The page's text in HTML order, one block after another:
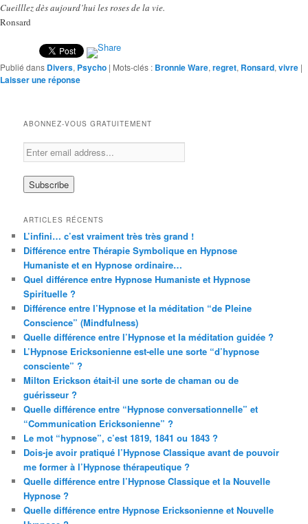
Cueilllez dès aujourd’hui les roses de la vie.
Ronsard
Publié dans Divers, Psycho | Mots-clés : Bronnie Ware, regret, Ronsard, vivre |
Laisser une réponse
ABONNEZ-VOUS GRATUITEMENT
ARTICLES RÉCENTS
L’infini… c’est vraiment très très grand !
Différence entre Thérapie Symbolique en Hypnose
Humaniste et en Hypnose ordinaire…
Quel différence entre Hypnose Humaniste et Hypnose
Spirituelle ?
Différence entre l’Hypnose et la méditation “de Pleine
Conscience” (Mindfulness)
Quelle différence entre l’Hypnose et la méditation guidée ?
L’Hypnose Ericksonienne est-elle une sorte “d’hypnose
consciente” ?
Milton Erickson était-il une sorte de chaman ou de
guérisseur ?
Quelle différence entre “Hypnose conversationnelle” et
“Communication Ericksonienne” ?
Le mot “hypnose”, c’est 1819, 1841 ou 1843 ?
Dois-je avoir pratiqué l’Hypnose Classique avant de pouvoir
me former à l’Hypnose thérapeutique ?
Quelle différence entre l’Hypnose Classique et la Nouvelle
Hypnose ?
Quelle différence entre Hypnose Ericksonienne et Nouvelle